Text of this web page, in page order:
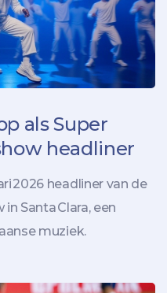
als Super
headliner
2026 headliner van de
Santa Clara, een
muziek.